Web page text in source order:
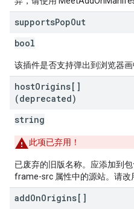
supportsPopOut
bool
该插件是否支持弹出到浏览器画
hostOrigins[]
(deprecated)
string
此项已弃用！
已废弃的旧版名称。应添加到
frame-src 属性中的源站。请改
addOnOrigins[]